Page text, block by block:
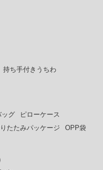
持ち手付きうちわ
ッグ
ピローケース
たたみパッケージ OPP袋